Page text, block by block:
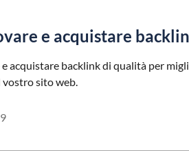
e acquistare
acquistare backlink di qualità per
sito web.